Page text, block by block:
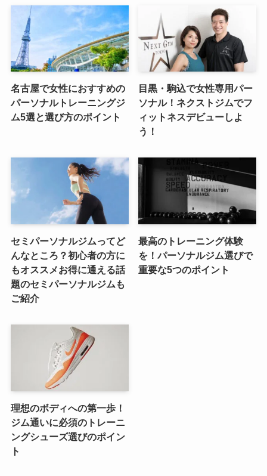
名古屋で女性におすすめの
パーソナルトレーニングジ
ム5選と選び方のポイント
目黒・駒込で女性専用パー
ソナル！ネクストジムでフ
ィットネスデビューしよ
う！
セミパーソナルジムってど
んなところ？初心者の方に
もオススメお得に通える話
題のセミパーソナルジムも
ご紹介
最高のトレーニング体験
を！パーソナルジム選びで
重要な5つのポイント
理想のボディへの第一歩！
ジム通いに必須のトレーニ
ングシューズ選びのポイン
ト